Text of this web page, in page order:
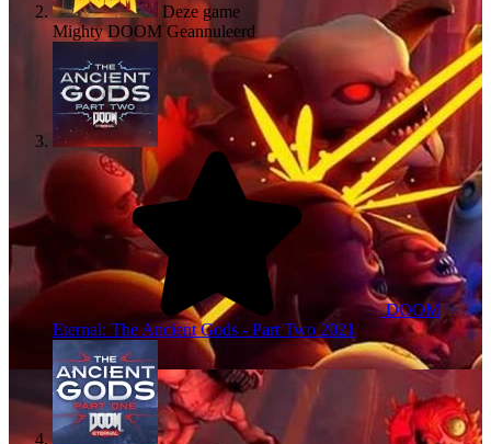
Deze game
Mighty DOOM Geannuleerd
DOOM
Eternal: The Ancient Gods - Part Two2021